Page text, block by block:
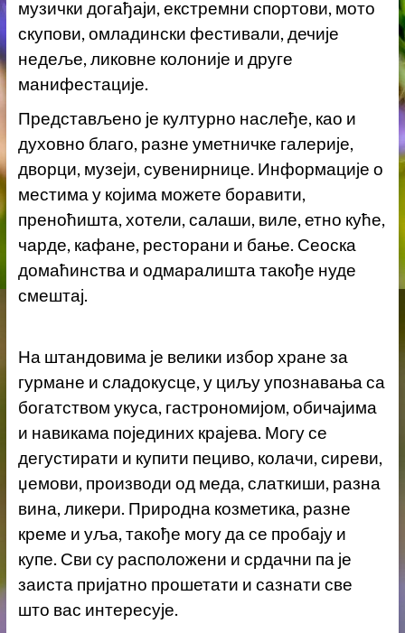
музички догађаји, екстремни спортови, мото
скупови, омладински фестивали, дечије
недеље, ликовне колоније и друге
манифестације.
Представљено је културно наслеђе, као и
духовно благо, разне уметничке галерије,
дворци, музеји, сувенирнице. Информације о
местима у којима можете боравити,
преноћишта, хотели, салаши, виле, етно куће,
чарде, кафане, ресторани и бање. Сеоска
домаћинства и одмаралишта такође нуде
смештај.
На штандовима је велики избор хране за
гурмане и сладокусце, у циљу упознавања са
богатством укуса, гастрономијом, обичајима
и навикама појединих крајева. Могу се
дегустирати и купити пециво, колачи, сиреви,
џемови, производи од меда, слаткиши, разна
вина, ликери. Природна козметика, разне
креме и уља, такође могу да се пробају и
купе. Сви су расположени и срдачни па је
заиста пријатно прошетати и сазнати све
што вас интересује.